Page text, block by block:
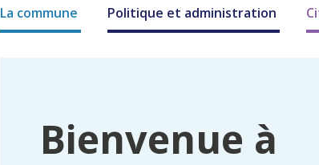
La commune Politique et administration
Bienvenue à